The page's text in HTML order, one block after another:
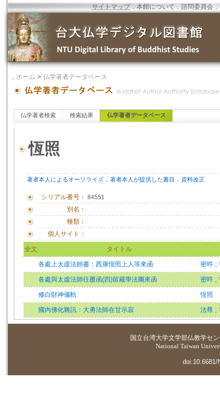
サイトマップ．本館について ．諮問委員会 ．
． ホーム > 仏学著者データベース
仏学著者検索 検索結果 仏学著者データベース
恆照
著者本人によるオーソライズ ． 著者本人が提供した書目 ． 資料改正
シリアル番号： 84551
別名：
種類：
個人サイト：
全文 タイトル
各處上太虛法師書：西康恆照上人等來函 密吽 ;
各處與太虛法師往覆函(四)留藏學法團來函 密吽 ;
修白財神儀軌 恆照
國內佛化雜訊：大勇法師在甘示寂 法尊 ;
国立台湾大学文学部仏教学セ
National Taiwan
doi:10.6681/